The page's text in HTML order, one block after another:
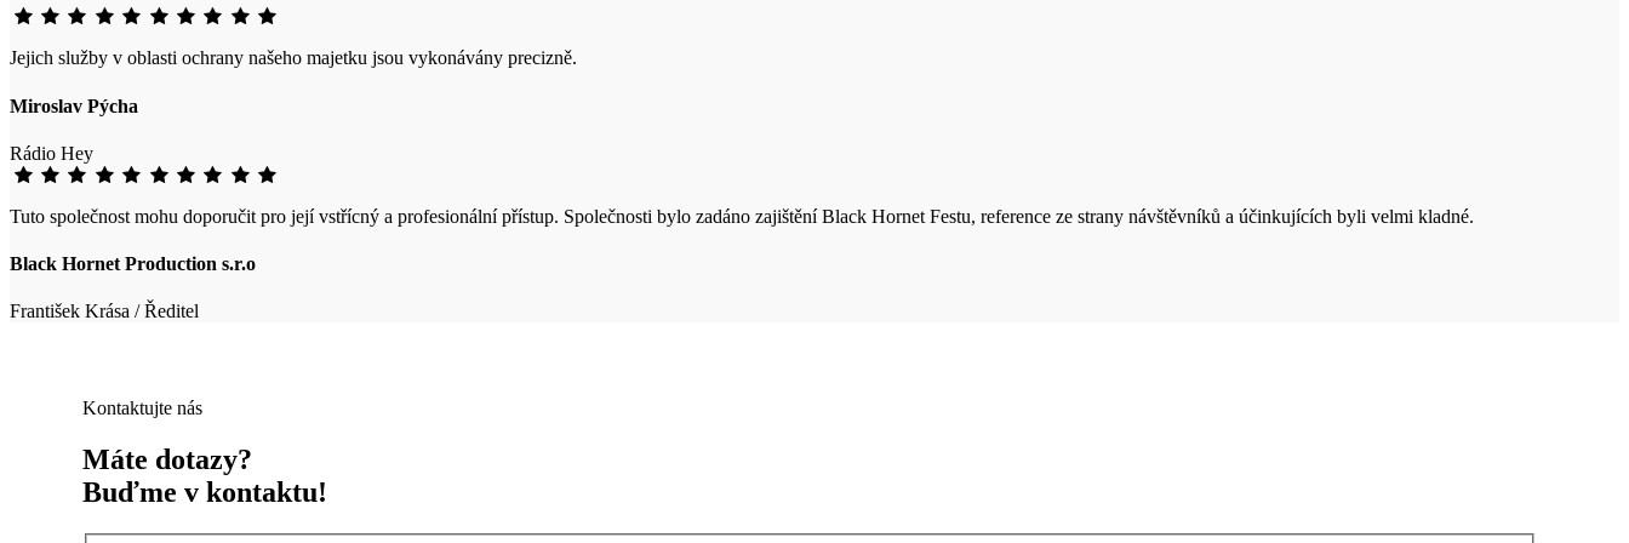
Jejich služby v oblasti ochrany našeho majetku jsou vykonávány precizně.
Miroslav Pýcha
Rádio Hey
Tuto společnost mohu doporučit pro její vstřícný a profesionální přístup. Společnosti bylo zadáno zajištění Black Hornet Festu, reference ze strany návštěvníků a účinkujících byli velmi kladné.
Black Hornet Production s.r.o
František Krása / Ředitel
Kontaktujte nás
Máte dotazy?
Buďme v kontaktu!